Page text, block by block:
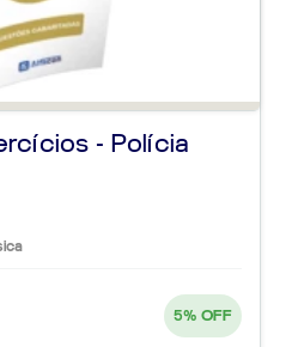
- Polícia
5% OFF